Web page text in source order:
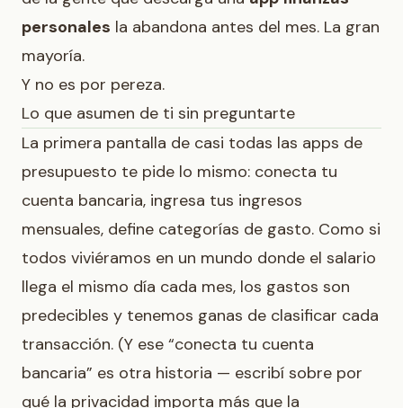
personales la abandona antes del mes. La gran
mayoría.
Y no es por pereza.
Lo que asumen de ti sin preguntarte
La primera pantalla de casi todas las apps de
presupuesto te pide lo mismo: conecta tu
cuenta bancaria, ingresa tus ingresos
mensuales, define categorías de gasto. Como si
todos viviéramos en un mundo donde el salario
llega el mismo día cada mes, los gastos son
predecibles y tenemos ganas de clasificar cada
transacción. (Y ese “conecta tu cuenta
bancaria” es otra historia — escribí sobre por
qué la privacidad importa más que la